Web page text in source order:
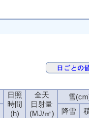
日照
時間
(h)
全天
日射量
(MJ/㎡)
雪
降雪
日照
時間
(h)
全天
日射量
(MJ/㎡)
雪
降雪
日照
時間
(h)
全天
日射量
(MJ/㎡)
雪
降雪
日照
時間
(h)
全天
日射量
(MJ/㎡)
雪
降雪